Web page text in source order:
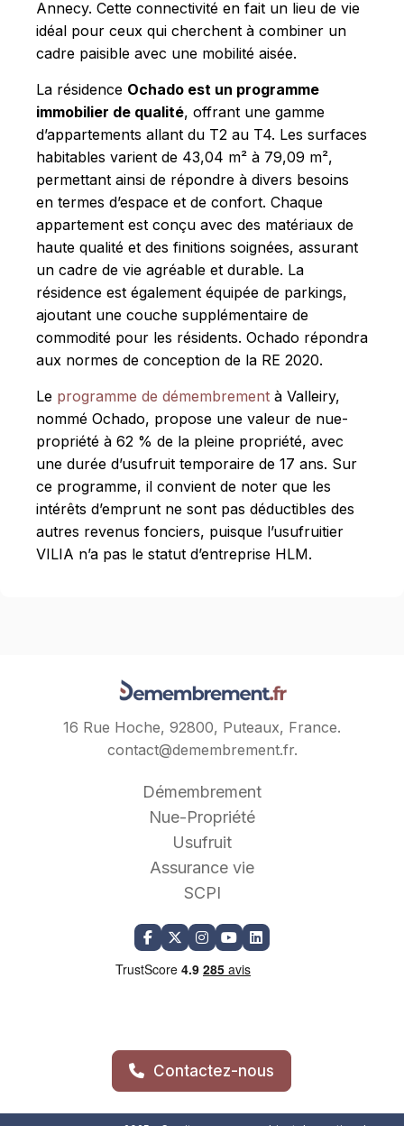
Annecy. Cette connectivité en fait un lieu de vie
idéal pour ceux qui cherchent à combiner un
cadre paisible avec une mobilité aisée.
La résidence Ochado est un programme
immobilier de qualité, offrant une gamme
d’appartements allant du T2 au T4. Les surfaces
habitables varient de 43,04 m² à 79,09 m²,
permettant ainsi de répondre à divers besoins
en termes d’espace et de confort. Chaque
appartement est conçu avec des matériaux de
haute qualité et des finitions soignées, assurant
un cadre de vie agréable et durable. La
résidence est également équipée de parkings,
ajoutant une couche supplémentaire de
commodité pour les résidents. Ochado répondra
aux normes de conception de la RE 2020.
Le programme de démembrement à Valleiry,
nommé Ochado, propose une valeur de nue-
propriété à 62 % de la pleine propriété, avec
une durée d’usufruit temporaire de 17 ans. Sur
ce programme, il convient de noter que les
intérêts d’emprunt ne sont pas déductibles des
autres revenus fonciers, puisque l’usufruitier
VILIA n’a pas le statut d’entreprise HLM.
16 Rue Hoche, 92800, Puteaux, France.
contact@demembrement.fr.
Démembrement
Nue-Propriété
Usufruit
Assurance vie
SCPI
Contactez-nous